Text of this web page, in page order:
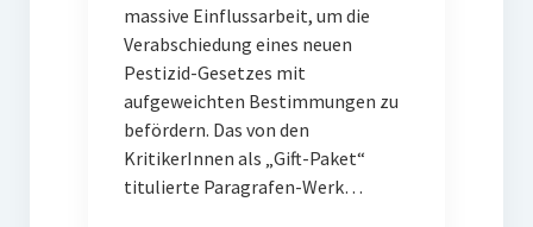
massive Einflussarbeit, um die
Verabschiedung eines neuen
Pestizid-Gesetzes mit
aufgeweichten Bestimmungen zu
befördern. Das von den
KritikerInnen als „Gift-Paket“
titulierte Paragrafen-Werk…